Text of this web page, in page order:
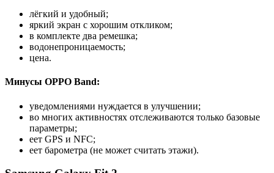
лёгкий и удобный;
яркий экран с хорошим откликом;
в комплекте два ремешка;
водонепроницаемость;
цена.
Минусы OPPO Band:
уведомлениями нуждается в улучшении;
во многих активностях отслеживаются только базовые
параметры;
еет GPS и NFC;
еет барометра (не может считать этажи).